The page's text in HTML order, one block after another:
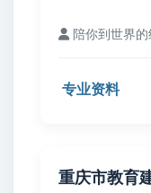
陪你到世界
专业资料
重庆市教育